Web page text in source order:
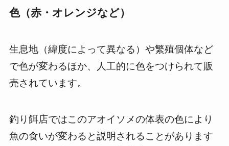
色（赤・オレンジなど）
生息地（緯度によって異なる）や繁殖個体など
で色が変わるほか、人工的に色をつけられて販
売されています。
釣り餌店ではこのアオイソメの体表の色により
魚の食いが変わると説明されることがあります